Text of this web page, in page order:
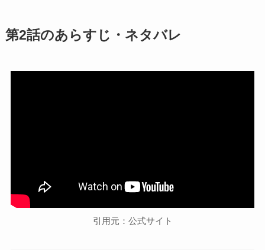
第2話のあらすじ・ネタバレ
引用元：公式サイト